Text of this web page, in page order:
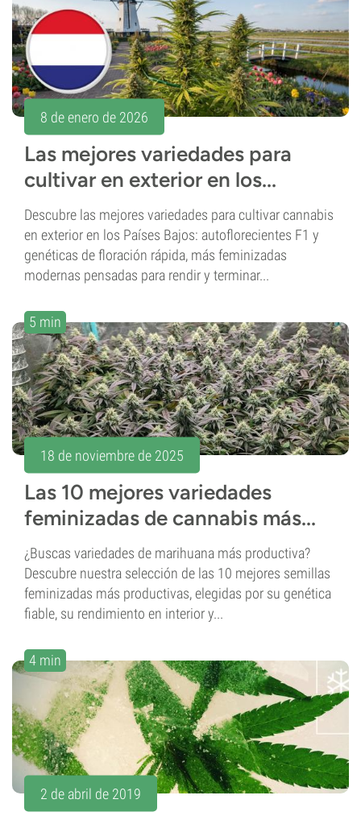
8 de enero de 2026
Las mejores variedades para
cultivar en exterior en los...
Descubre las mejores variedades para cultivar cannabis
en exterior en los Países Bajos: autoflorecientes F1 y
genéticas de floración rápida, más feminizadas
modernas pensadas para rendir y terminar...
5 min
18 de noviembre de 2025
Las 10 mejores variedades
feminizadas de cannabis más...
¿Buscas variedades de marihuana más productiva?
Descubre nuestra selección de las 10 mejores semillas
feminizadas más productivas, elegidas por su genética
fiable, su rendimiento en interior y...
4 min
2 de abril de 2019